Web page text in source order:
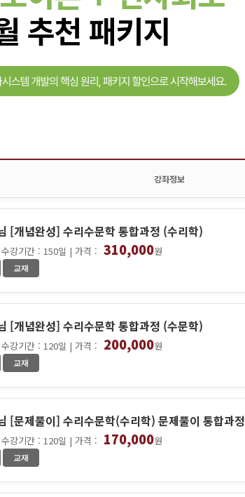
강좌정보
[개념완성] 수리수문학 통합과정 (수리학)
강기간 : 150일 | 가격 : 310,000원
[개념완성] 수리수문학 통합과정 (수문학)
강기간 : 120일 | 가격 : 200,000원
[문제풀이] 수리수문학(수리학) 문제풀이 통합과정
강기간 : 120일 | 가격 : 170,000원